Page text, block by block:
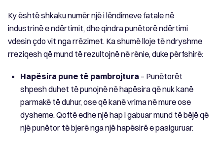
Ky është shkaku numër një i lëndimeve fatale në
industrinë e ndërtimit, dhe qindra punëtorë ndërtimi
vdesin çdo vit nga rrëzimet. Ka shumë lloje të ndryshme
rreziqesh që mund të rezultojnë në rënie, duke përfshirë:
Hapësira pune të pambrojtura – Punëtorët
shpesh duhet të punojnë në hapësira që nuk kanë
parmakë të duhur, ose që kanë vrima në mure ose
dysheme. Qoftë edhe një hap i gabuar mund të bëjë që
një punëtor të bjerë nga një hapësirë ​​e pasiguruar.